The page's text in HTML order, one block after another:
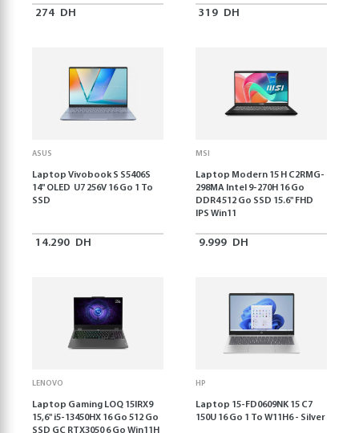
274 DH 319 DH
ASUS
Laptop Vivobook S S5406S
14" OLED U7 256V 16 Go 1 To
SSD
14.290 DH
MSI
Laptop Modern 15 H C2RMG-
298MA Intel 9-270H 16 Go
DDR4 512 Go SSD 15.6" FHD
IPS Win11
9.999 DH
LENOVO
Laptop Gaming LOQ 15IRX9
15,6'' i5-13450HX 16 Go 512 Go
SSD GC RTX3050 6 Go Win11H
HP
Laptop 15-FD0609NK 15 C7
150U 16 Go 1 To W11H6 - Silver